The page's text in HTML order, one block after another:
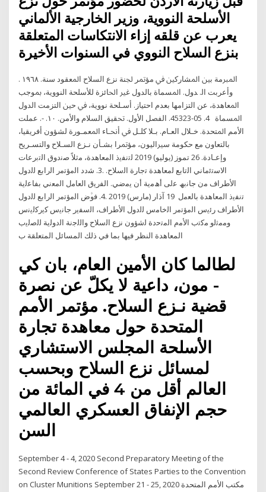
الأسلحة النووية، وزير الخارجية الألماني
يعرب عن قلقه إزاء الانتكاسات المتعلقة
بنزع السلاح النووي في السنوات الأخيرة
ﺍﳌﱪﻣﺔ ﺑﲔ ﺍﳌﺸﺎﺭﻛﲔ ﰲ ﻣﺆﲤﺮ ﳉﻨﺔ ﻧﺰﻉ ﺍﻟﺴﻼﺡ ﺍﳌﻌﻘﻮﺩ ﺳﻨﺔ. ١٩٦٨ .
ﻭﺃﻋﺮﺑﺖ ﺍﻟ. ﺪﻭﻝ. ﺍﳌﺴﻤﺎﺓ ﺑﺎﻟﺪﻭﻝ ﻏﲑ ﺍﳊﺎﺋﺰﺓ ﻟﻸﺳﻠﺤﺔ ﺍﻟﻨﻮﻭﻳﺔ، ﲟﻮﺟﺐ
ﺍﳌﻌﺎﻫﺪﺓ، ﻋﻦ ﺍﻟﺘﺰﺍﻣﻬﺎ ﺑﻌﺪﻡ ﺍﺣﺘﻴﺎﺯ. ﺃﺳـﻠﺤﺔ ﻧﻮﻭﻳﺔ، ﰲ ﺣﲔ ﺍﻟﺘﺰﻣﺖ ﺍﻟﺪﻭﻝ
ﺍﳌﺴﻤﺎﺓ 4. 05-45323. ﺍﻟﻔﺼﻞ ﺍﻷﻭﻝ. ﲢﻘﻴﻖ ﺍﻟﺴﻼﻡ ﻭﺍﻷﻣﻦ. ١٠. -. ﻋﻤﻠﺖ
ﺍﻷﻣﻢ ﺍﳌﺘﺤﺪﺓ. ﺧـﻼﻝ ﺍﻟﻌـﺎﻡ. ﺑـﻼ ﻛﻠـﻞ ﰲ ﺃﳓـﺎﺀ ﺍﳌﻌﻤـﻮﺭﺓ ﻟﺸﺆﻭﻥ ﺃﻓﺮﻳﻘﻴﺎ،
ﺑﺎﻟﺘﻌﺎﻭﻥ ﻣﻊ ﺣﻜﻮﻣﺔ ﺳﲑﺍﻟﻴﻮﻥ، ﻣﺆﲤﺮﺍ ﺑﺸـﺄﻥ ﻧـﺰﻉ ﺍﻟﺴـﻼﺡ ﻭﺍﻟﺘﺴـﺮﻳﺢ
ﻭﺇﻋـﺎﺩﺓ. 26 تموز (يوليو) 2019 ﻟﺗﻧﻔﯾذ اﻟﻣﻌﺎھدة، ﻣﺛﻼً ﺻﻧدوق اﻟﺗﺑرﻋﺎت
اﻻﺳﺗﺋﻣﺎﻧﻲ اﻟﺗﺎﺑﻊ ﻟﻣﻌﺎھدة ﺗﺟﺎرة اﻟﺳﻼح. .3. ﺷدد اﻟﻣؤﺗﻣر اﻟراﺑﻊ ﻟﻟدول
اﻷطراف ﻣن ﺟﺎﻧﺑﮫ ﻋﻟﯽ أھﻣﯾﺔ أن ﯾﻣﺿﻲ. اﻟﻔرﯾق اﻟﻌﺎﻣل اﻟﻣﻌﻧﻲ ﺑﻔﺎﻋﻟﯾﺔ
ﺗﻧﻔﯾذ اﻟﻣﻌﺎھدة ﺑﺎﻟﻌﻣل 19 آذار (مارس) 2019 .4. ﻓوﱠض اﻟﻣؤﺗﻣر اﻟراﺑﻊ ﻟﻟدول
اﻷطراف رﺋﯾس اﻟﻣؤﺗﻣر اﻟﺧﺎﻣس ﻟﻟدول اﻷطراف، اﻟﺳﻔﯾر ﺟﺎﻧﯾس ﮐﯾرﮐﻟﯾﻧس
وﻣﻣﺛﻟو ﻣﮐﺗب اﻷﻣم اﻟﻣﺗﺣدة ﻟﺷؤون ﻧزع اﻟﺳﻼح واﻟﻟﺟﻧﺔ اﻟدوﻟﯾﺔ ﻟﻟﺻﻟﯾب
المعاهدة النظر فيها بما في ذلك المسائل المتعلقة ب
لطالما كان الأمين العام، بان كي
- مون، داعية لا يكلّ عن نصرة
قضية نـزع السلاح. مؤتمر الأمم
المتحدة حول معاهدة تجارة
الأسلحة المجلس الاستشاري
لمسائل نزع السلاح وبحسب
العالم أقل من 4 في المائة من
حجم الإنفاق العسكري العالمي
السن
September 4 - 4, 2020 Second Preparatory Meeting of the
Second Review Conference of States Parties to the Convention
on Cluster Munitions September 21 - 25, 2020 مكتب الأمم المتحدة